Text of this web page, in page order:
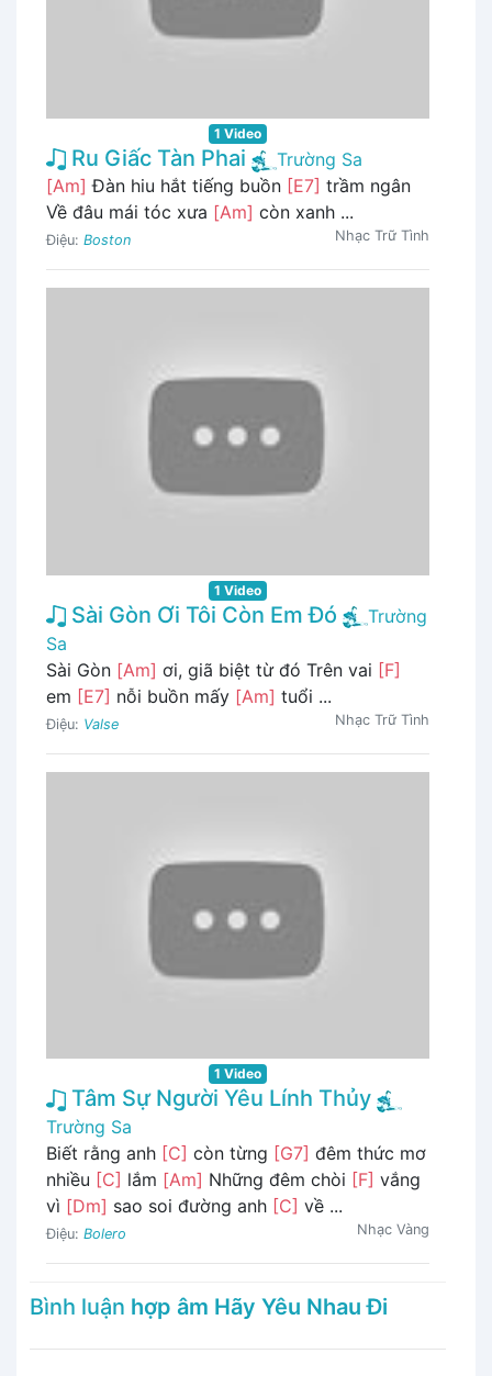
1 Video
Ru Giấc Tàn Phai
Trường Sa
[Am] Đàn hiu hắt tiếng buồn [E7] trầm ngân
Về đâu mái tóc xưa [Am] còn xanh ...
Điệu: Boston Nhạc Trữ Tình
1 Video
Sài Gòn Ơi Tôi Còn Em Đó
Trường
Sa
Sài Gòn [Am] ơi, giã biệt từ đó Trên vai [F]
em [E7] nỗi buồn mấy [Am] tuổi ...
Điệu: Valse Nhạc Trữ Tình
1 Video
Tâm Sự Người Yêu Lính Thủy
Trường Sa
Biết rằng anh [C] còn từng [G7] đêm thức mơ
nhiều [C] lắm [Am] Những đêm chòi [F] vắng
vì [Dm] sao soi đường anh [C] về ...
Điệu: Bolero Nhạc Vàng
Bình luận hợp âm Hãy Yêu Nhau Đi